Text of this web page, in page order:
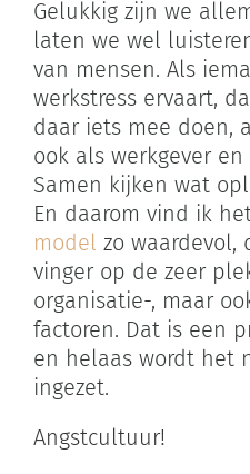
Gelukkig zijn we
laten we wel
van mensen. Als
werkstress ervaart,
daar iets mee doen,
ook als werkgever
Samen kijken wat
En daarom vind ik
model zo
vinger op de zeer
organisatie-, maar
factoren. Dat is een
en helaas wordt het
ingezet.
Angstcultuur!